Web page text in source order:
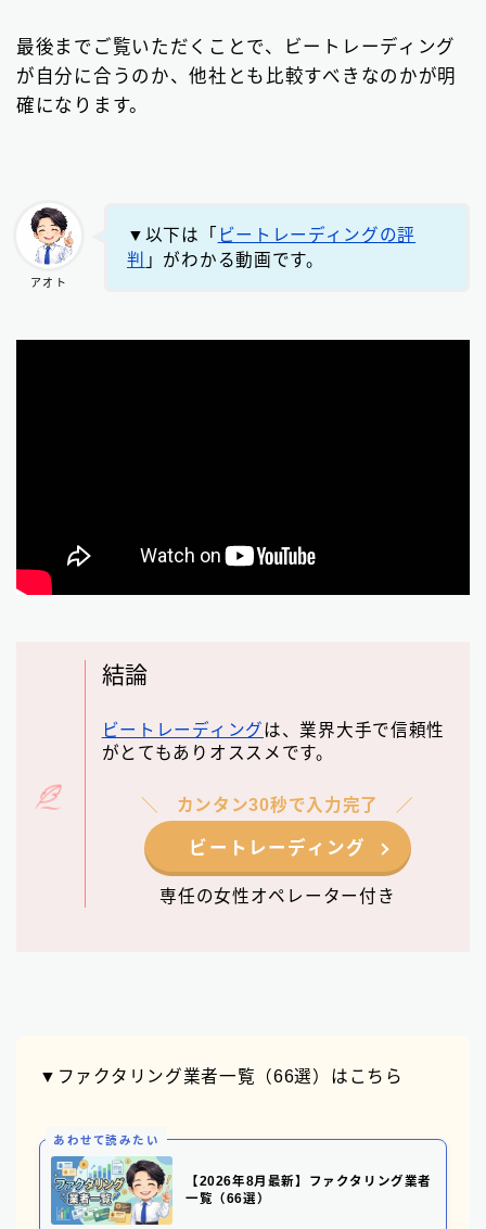
最後までご覧いただくことで、ビートレーディング
が自分に合うのか、他社とも比較すべきなのかが明
確になります。
アオト
▼以下は「 ビートレーディングの評
判 」がわかる動画です。
結論
ビートレーディングは、業界大手で信頼性
がとてもありオススメです。
カンタン30秒で入力完了
ビートレーディング
専任の女性オペレーター付き
▼ファクタリング業者一覧（66選）はこちら
あわせて読みたい
【2026年8月最新】ファクタリング業者
一覧（66選）